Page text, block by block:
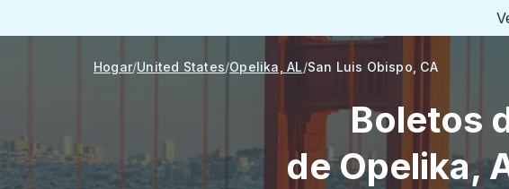
Hogar United States Opelika, AL San Luis Obispo, CA
Boletos
de Opelika,